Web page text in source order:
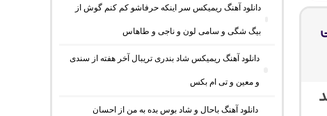
دانلود آهنگ ریمیکس سر اینکه حرفاشو کم کنم گوش از
بیگ شگی و سامی لون و ناجی و طاهاس
دانلود آهنگ ریمیکس شاد بندری تریبال آخر هفته از سندی
و معین و تی ام بکس
دانلود آهنگ باحال و شاد بوس بده به من از احسان